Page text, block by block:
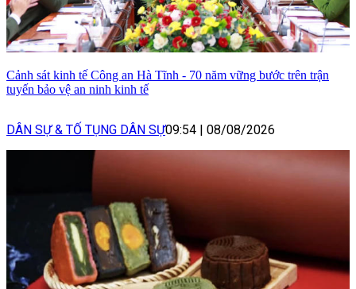
Cảnh sát kinh tế Công an Hà Tĩnh - 70 năm vững bước trên trận
tuyến bảo vệ an ninh kinh tế
DÂN SỰ & TỐ TỤNG DÂN SỰ09:54 08/08/2026